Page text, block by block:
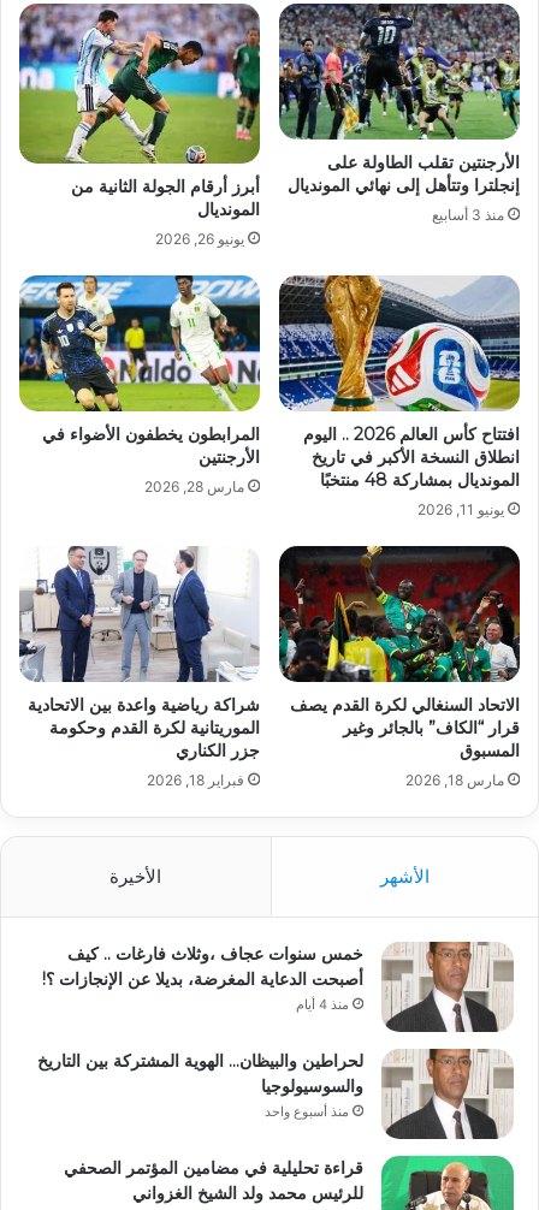
الأرجنتين تقلب الطاولة على
إنجلترا وتتأهل إلى نهائي المونديال
منذ 3 أسابيع
أبرز أرقام الجولة الثانية من
المونديال
يونيو 26, 2026
افتتاح كأس العالم 2026 .. اليوم
انطلاق النسخة الأكبر في تاريخ
المونديال بمشاركة 48 منتخبًا
يونيو 11, 2026
المرابطون يخطفون الأضواء في
الأرجنتين
مارس 28, 2026
الاتحاد السنغالي لكرة القدم يصف
قرار “الكاف” بالجائر وغير
المسبوق
مارس 18, 2026
شراكة رياضية واعدة بين الاتحادية
الموريتانية لكرة القدم وحكومة
جزر الكناري
فبراير 18, 2026
الأشهر الأخيرة
خمس سنوات عجاف ،وثلاث فارغات .. كيف
أصبحت الدعاية المغرضة، بديلا عن الإنجازات ؟!
منذ 4 أيام
لحراطين والبيظان… الهوية المشتركة بين التاريخ
والسوسيولوجيا
منذ أسبوع واحد
قراءة تحليلية في مضامين المؤتمر الصحفي
للرئيس محمد ولد الشيخ الغزواني